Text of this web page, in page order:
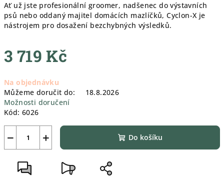
Ať už jste profesionální groomer, nadšenec do výstavních
psů nebo oddaný majitel domácích mazlíčků, Cyclon-X je
nástrojem pro dosažení bezchybných výsledků.
3 719 Kč
cena:
Na objednávku
Můžeme doručit do:
18.8.2026
Možnosti doručení
Kód: 6026
+
− Do košíku